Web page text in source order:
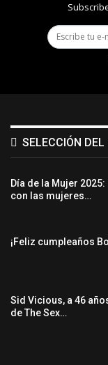
SELECCIÓN DEL
Día de la Mujer
con las mujeres…
¡Feliz cumpleaños
Sid Vicious, a 46
de The Sex…